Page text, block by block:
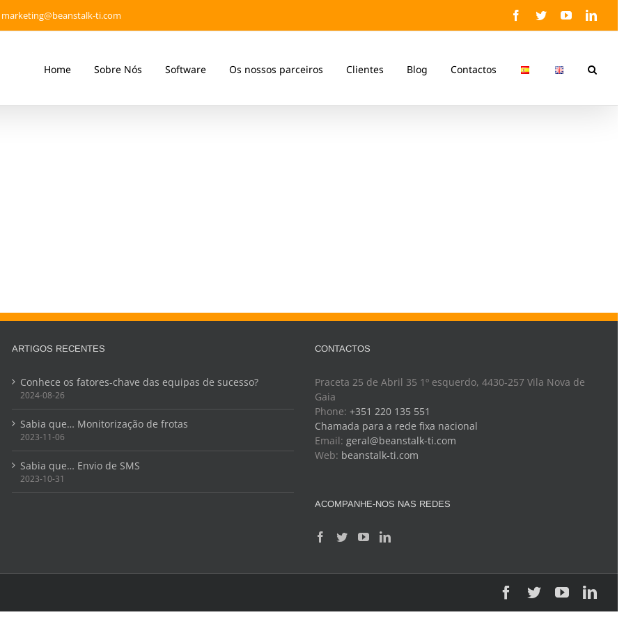
marketing@beanstalk-ti.com Facebook
TwitterYouTube
Home Sobre Nós Software Os nossos parceiros Clientes Blog Contactos
ARTIGOS RECENTES
Conhece os fatores-chave das equipas de sucesso?
2024-08-26
Sabia que… Monitorização de frotas
2023-11-06
Sabia que… Envio de SMS
2023-10-31
CONTACTOS
Praceta 25 de Abril 35 1º esquerdo, 4430-257 Vila Nova de
Gaia
Phone: +351 220 135 551
Chamada para a rede fixa nacional
Email: geral@beanstalk-ti.com
Web: beanstalk-ti.com
ACOMPANHE-NOS NAS REDES
Facebook
TwitterYouTube